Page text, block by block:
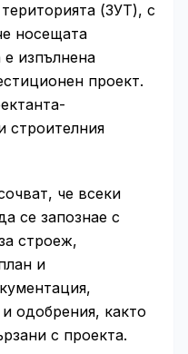
(ЗУТ), с
носещата
е изпълнена
проект.
строителния
че всеки
се запознае с
строеж,
и
одобрения, както
с проекта.